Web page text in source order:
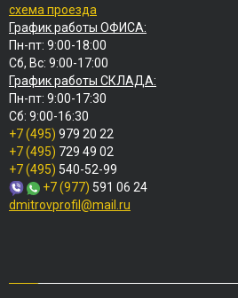
схема проезда
График работы ОФИСА:
Пн-пт: 9:00-18:00
Сб, Вс: 9:00-17:00
График работы СКЛАДА:
Пн-пт: 9:00-17:30
Сб: 9:00-16:30
+7 (495) 979 20 22
+7 (495) 729 49 02
+7 (495) 540-52-99
+7 (977) 591 06 24
dmitrovprofil@mail.ru